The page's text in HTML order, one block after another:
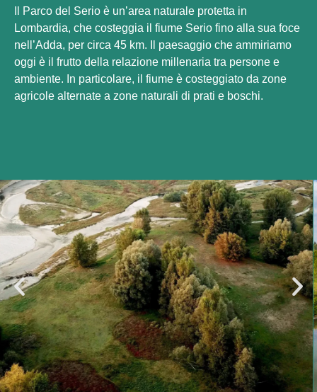
Il Parco del Serio è un’area naturale protetta in
Lombardia, che costeggia il fiume Serio fino alla sua foce
nell’Adda, per circa 45 km. Il paesaggio che ammiriamo
oggi è il frutto della relazione millenaria tra persone e
ambiente. In particolare, il fiume è costeggiato da zone
agricole alternate a zone naturali di prati e boschi.